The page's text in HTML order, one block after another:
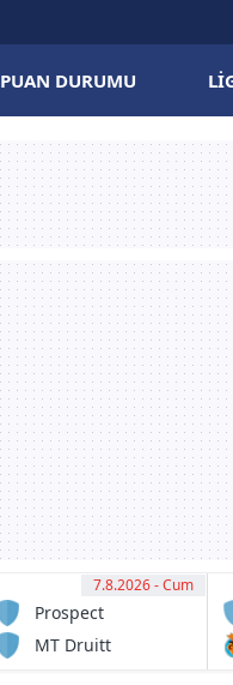
PUAN DURUMU
11:00
7.8.2026 - Cum
Prospect
United
MT Druitt